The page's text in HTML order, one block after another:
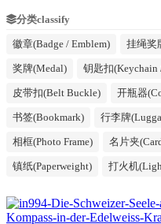
分类classify
徽章(Badge / Emblem) 挂绳奖
奖牌(Medal) 钥匙扣(Keychain
皮带扣(Belt Buckle) 开瓶器
书签(Bookmark) 行李牌
相框(Photo Frame) 名片夹
镇纸(Paperweight) 打火机